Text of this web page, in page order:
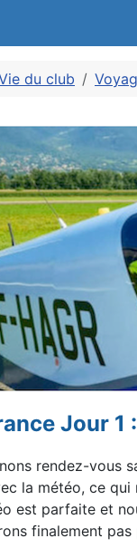
du club
Jour
rendez-vous
la météo, ce qui
est parfaite et
finalement pas